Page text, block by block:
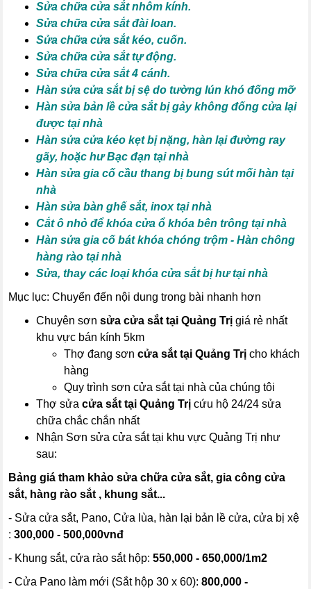
Sửa chữa cửa sắt nhôm kính.
Sửa chữa cửa sắt đài loan.
Sửa chữa cửa sắt kéo, cuốn.
Sửa chữa cửa sắt tự động.
Sửa chữa cửa sắt 4 cánh.
Hàn sửa cửa sắt bị sệ do tường lún khó đống mỡ
Hàn sửa bản lề cửa sắt bị gảy không đống cửa lại
được tại nhà
Hàn sửa cửa kéo kẹt bị nặng, hàn lại đường ray
gãy, hoặc hư Bạc đạn tại nhà
Hàn sửa gia cố cầu thang bị bung sút mối hàn tại
nhà
Hàn sửa bàn ghế sắt, inox tại nhà
Cắt ô nhỏ để khóa cửa ổ khóa bên trông tại nhà
Hàn sửa gia cố bát khóa chóng trộm - Hàn chông
hàng rào tại nhà
Sửa, thay các loại khóa cửa sắt bị hư tại nhà
Mục lục: Chuyển đến nội dung trong bài nhanh hơn
Chuyên sơnsửa cửa sắt tại Quảng Trị giá rẻ nhất
khu vực bán kính 5km
Thợ đang sơncửa sắt tại Quảng Trị cho khách
hàng
Quy trình sơn cửa sắt tại nhà của chúng tôi
Thợ sửacửa sắt tại Quảng Trị cứu hộ 24/24 sửa
chữa chắc chắn nhất
Nhận Sơn sửa cửa sắt tại khu vực Quảng Trị như
sau:
Bảng giá tham khảo sửa chữa cửa sắt, gia công cửa
sắt, hàng rào sắt , khung sắt...
- Sửa cửa sắt, Pano, Cửa lùa, hàn lại bản lề cửa, cửa bị xệ
:300,000 - 500,000vnđ
- Khung sắt, cửa rào sắt hộp:550,000 - 650,000/1m2
- Cửa Pano làm mới (Sắt hộp 30 x 60): 800,000 -